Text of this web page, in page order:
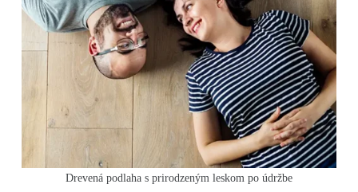
Drevená podlaha s prirodzeným leskom po údržbe